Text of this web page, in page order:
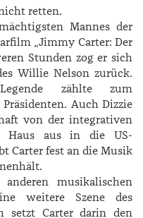
retten.
Mannes der
„Jimmy Carter: Der
Stunden zog er sich
­Willie ­Nelson zurück.
zählte zum
Auch ­Dizzie
von der integrativen
Haus aus in die US-
Carter fest an die Musik
musikalischen
weitere Szene des
setzt Carter darin den